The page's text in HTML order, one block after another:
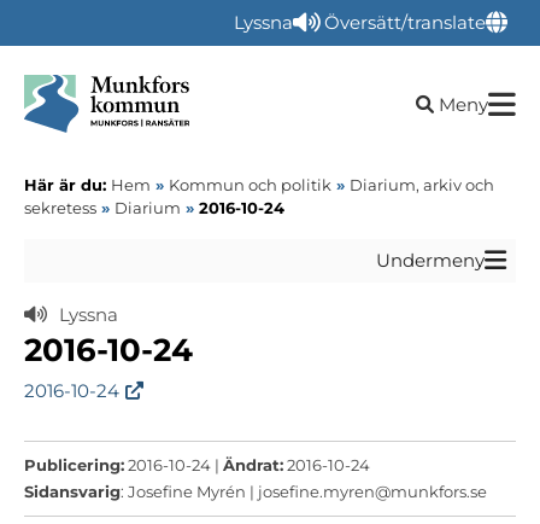
Lyssna Översätt/translate
Öppna
Meny
Här är du: Hem » Kommun och politik » Diarium, arkiv och
sekretess » Diarium » 2016-10-24
Undermeny
Lyssna
2016-10-24
2016-10-24
Publicering:2016-10-24 | Ändrat:2016-10-24
Sidansvarig: Josefine Myrén | josefine.myren@munkfors.se